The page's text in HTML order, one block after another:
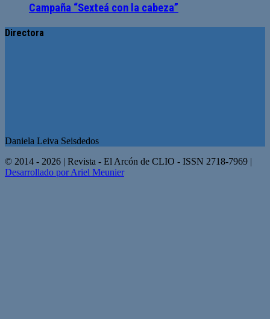
Campaña “Sexteá con la cabeza”
Directora
Daniela Leiva Seisdedos
© 2014 - 2026 | Revista - El Arcón de CLIO - ISSN 2718-7969 |
Desarrollado por Ariel Meunier